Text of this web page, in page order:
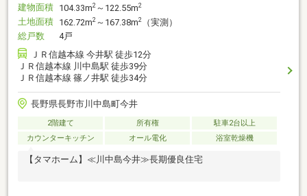
建物面積 104.33m2 ～122.55m2
土地面積 162.72m2 ～167.38m2
（実測）
総戸数
4戸
ＪＲ信越本線 今井駅 徒歩12分
ＪＲ信越本線 川中島駅 徒歩39分
ＪＲ信越本線 篠ノ井駅 徒歩34分
長野県長野市川中島町今井
2階建て 所有権
駐車2台以上
カウンターキッチン
オール電化 浴室乾燥機
【タマホーム】≪川中島今井≫長期優良住宅